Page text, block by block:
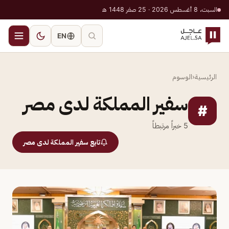
السبت، 8 أغسطس 2026 · 25 صفر 1448 هـ
EN
الرئيسية‹الوسوم
# سفير المملكة لدى مصر
5 خبراً مرتبطاً
تابع سفير المملكة لدى مصر